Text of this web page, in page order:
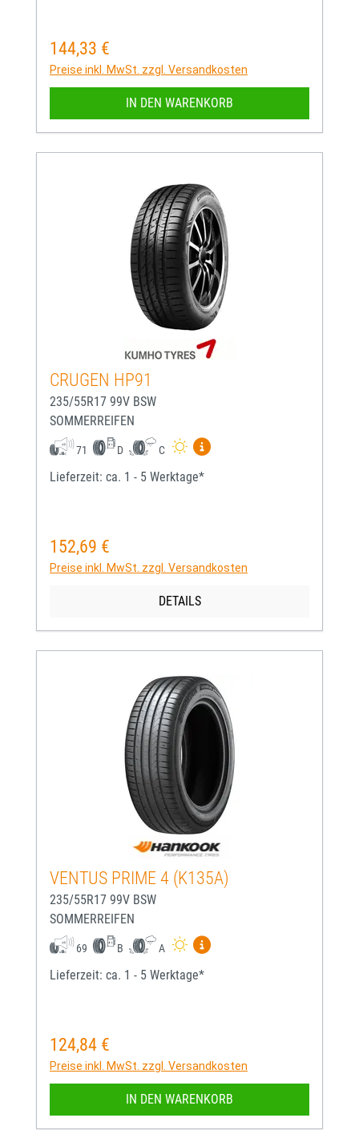
Regulärer Preis:
144,33 €
Preise inkl. MwSt. zzgl. Versandkosten
IN DEN WARENKORB
CRUGEN HP91
235/55R17 99V BSW
SOMMERREIFEN
71 D C
Mehr Informationen zum
Lieferzeit: ca. 1 - 5 Werktage*
Regulärer Preis:
152,69 €
Preise inkl. MwSt. zzgl. Versandkosten
DETAILS
VENTUS PRIME 4 (K135A)
235/55R17 99V BSW
SOMMERREIFEN
69 B A
Mehr Informationen zum
Lieferzeit: ca. 1 - 5 Werktage*
Regulärer Preis:
124,84 €
Preise inkl. MwSt. zzgl. Versandkosten
IN DEN WARENKORB